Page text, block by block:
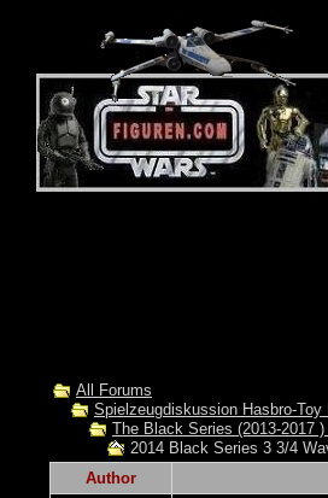
All Forums
Spielzeugdiskussion Hasbro-
The Black Series (2013-2017
2014 Black Series 3 3/4
Author